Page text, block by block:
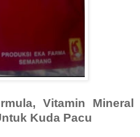
Vitamin Mineral
Kuda Pacu